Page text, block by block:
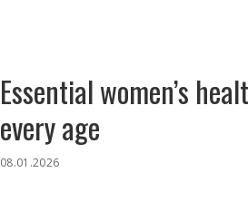
Essential women’s
every age
08.01.2026